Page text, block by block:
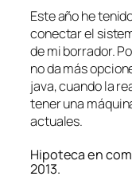
Este año he
conectar el
de mi borrador.
no da más
java, cuando la
tener una
actuales.
Hipoteca en
2013.